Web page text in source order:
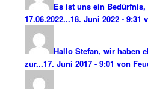
Es ist uns ein
17.06.2022...18. Juni 2022 - 9:31
Hallo Stefan, wir haben
zur...17. Juni 2017 - 9:01 von